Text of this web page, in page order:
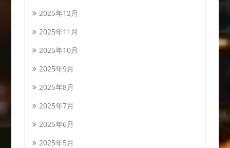
2025年12月
2025年11月
2025年10月
2025年9月
2025年8月
2025年7月
2025年6月
2025年5月